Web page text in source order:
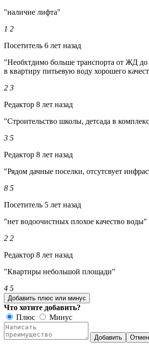
"наличие лифта"
1 2
Посетитель 6 лет назад
"Необхтдимо больше транспорта от ЖД
в квартиру питьевую воду хорошего
2 3
Редактор 8 лет назад
"Строительство школы, детсада в
3 5
Редактор 8 лет назад
"Рядом дачные поселки, отсутсвует
8 5
Посетитель 5 лет назад
"нет водоочистных плохое качество воды"
2 2
Редактор 8 лет назад
"Квартиры небольшой площади"
4 5
Добавить плюс или минус
Что хотите добавить?
Плюс
Минус
Добавить